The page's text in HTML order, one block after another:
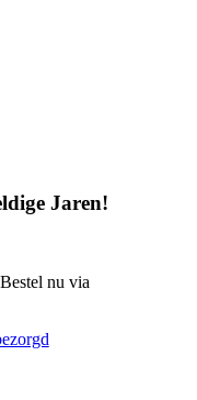
Jaren!
nu via